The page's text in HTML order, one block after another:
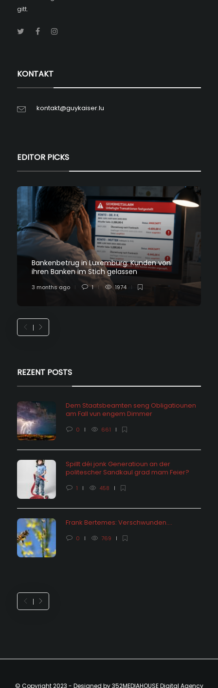
gitt.
KONTAKT
kontakt@guykaiser.lu
EDITOR PICKS
Bankenbetrug in Luxemburg: Kunden von
ihren Banken im Stich gelassen
3 months ago 1 1974
REZENT POSTS
Dem Staatsbeamten seng Obligatiounen
am Fall vun engem Dimmer
0 661
Spillt déi jonk Generatioun an der
politescher Sandkaul grad mam Feier?
1 458
Frank Bertemes: Verschwunden….
0 769
© Copyright 2023 - Designed by 352MEDIAHOUSE Digital Agency